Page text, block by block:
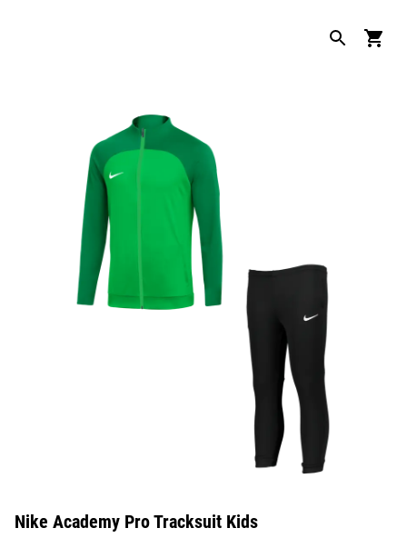
Nike Academy Pro Tracksuit Kids